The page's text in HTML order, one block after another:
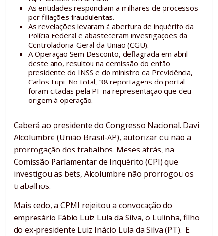
As entidades respondiam a milhares de processos
por filiações fraudulentas.
As revelações levaram à abertura de inquérito da
Polícia Federal e abasteceram investigações da
Controladoria-Geral da União (CGU).
A Operação Sem Desconto, deflagrada em abril
deste ano, resultou na demissão do então
presidente do INSS e do ministro da Previdência,
Carlos Lupi. No total, 38 reportagens do portal
foram citadas pela PF na representação que deu
origem à operação.
Caberá ao presidente do Congresso Nacional. Davi
Alcolumbre (União Brasil-AP), autorizar ou não a
prorrogação dos trabalhos. Meses atrás, na
Comissão Parlamentar de Inquérito (CPI) que
investigou as bets, Alcolumbre não prorrogou os
trabalhos.
Mais cedo, a CPMI rejeitou a convocação do
empresário Fábio Luiz Lula da Silva, o Lulinha, filho
do ex-presidente Luiz Inácio Lula da Silva (PT). E